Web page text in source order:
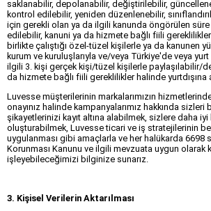
saklanabilir, depolanabilir, değiştirilebilir,
kontrol edilebilir, yeniden düzenlenebilir,
için gerekli olan ya da ilgili kanunda öngörülen
edilebilir, kanuni ya da hizmete bağlı fiili
birlikte çalıştığı özel-tüzel kişilerle ya da kanunen
kurum ve kuruluşlarıyla ve/veya Türkiye'de veya
ilgili 3. kişi gerçek kişi/tüzel kişilerle paylaşılabilir/
da hizmete bağlı fiili gereklilikler halinde yurtdışına
Luvesse müşterilerinin markalarımızın
onayınız halinde kampanyalarımız hakkında
şikayetlerinizi kayıt altına alabilmek, sizlere daha
oluşturabilmek, Luvesse ticari ve iş stratejilerinin
uygulanması gibi amaçlarla ve her halükarda 6698
Korunması Kanunu ve ilgili mevzuata uygun olarak
işleyebileceğimizi bilginize sunarız.
3. Kişisel Verilerin Aktarılması